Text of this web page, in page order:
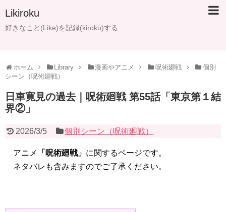
Likiroku
好きなこと(Like)を記録(kiroku)する
ホーム Library 漫画やアニメ 呪術廻戦
個別
シーン（呪術廻戦）
日車寛見の過去｜呪術廻戦 第55話「東京第１結
界②」
2026/3/5 個別シーン（呪術廻戦）
アニメ 「呪術廻戦」 に関するページです。
ネタバレも含みますのでご了承ください。